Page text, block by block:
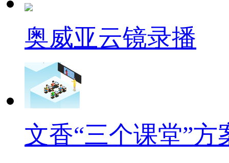
奥威亚云镜录播
文香“三个课堂”方